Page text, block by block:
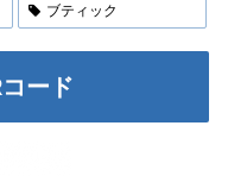
ブティック
ード